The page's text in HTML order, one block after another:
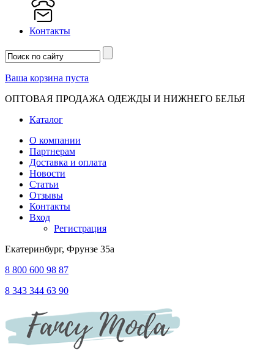
Контакты
Ваша корзина пуста
ОПТОВАЯ ПРОДАЖА ОДЕЖДЫ И НИЖНЕГО БЕЛЬЯ
Каталог
О компании
Партнерам
Доставка и оплата
Новости
Статьи
Отзывы
Контакты
Вход
Регистрация
Екатеринбург, Фрунзе 35а
8 800 600 98 87
8 343 344 63 90